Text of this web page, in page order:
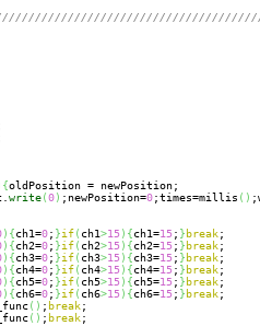
{oldPosition = newPosition;
write(0) ;newPosition=0;times=millis ( )
) {ch1=0; }if( ch1>15) {ch1=15; }break;
) {ch2=0; }if( ch2>15) {ch2=15; }break;
) {ch3=0; }if( ch3>15) {ch3=15; }break;
) {ch4=0; }if( ch4>15) {ch4=15; }break
) {ch5=0; }if( ch5>15) {ch5=15; }break;
) {ch6=0; }if( ch6>15) {ch6=15; }break;
( ) ; break;
( ) ; break;